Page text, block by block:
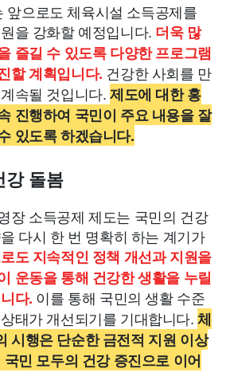
앞으로도 체육시설 소득공제를
을 강화할 예정입니다. 더욱 많
즐길 수 있도록 다양한 프로그램
할 계획입니다. 건강한 사회를 만
속될 것입니다.제도에 대한 홍
진행하여 국민이 주요 내용을 잘
있도록 하겠습니다.
강 돌봄
장 소득공제 제도는 국민의 건강
다시 한 번 명확히 하는 계기가
도 지속적인 정책 개선과 지원을
운동을 통해 건강한 생활을 누릴
다. 이를 통해 국민의 생활 수준
태가 개선되기를 기대합니다.체
시행은 단순한 금전적 지원 이상
민 모두의 건강 증진으로 이어